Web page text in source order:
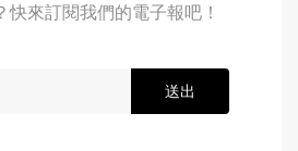
快來訂閱我們的電子報吧！
送出